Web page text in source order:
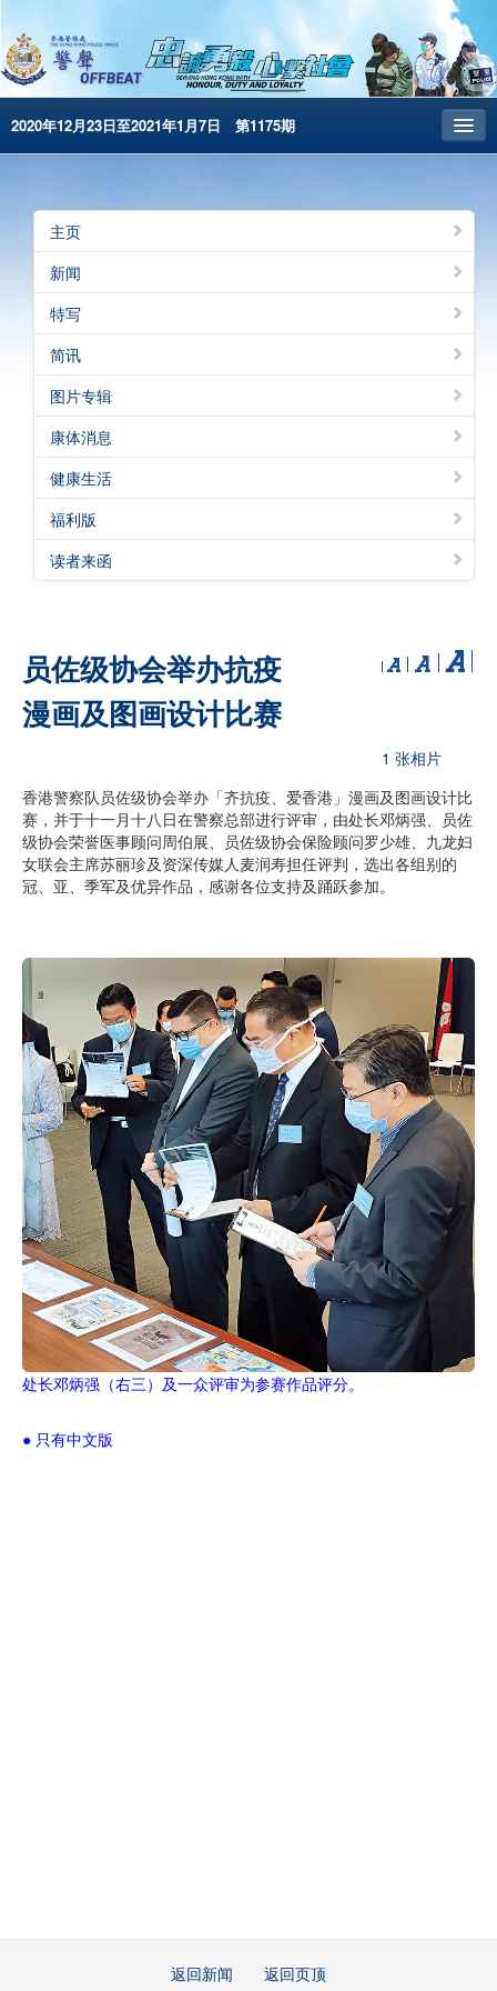
2020年12月23日至2021年1月7日 第1175期
昔日警声
警务处主页
繁體版
English
电子书版
警声特刊
主页
新闻
特写
简讯
图片专辑
康体消息
健康生活
福利版
读者来函
员佐级协会举办抗疫
漫画及图画设计比赛
1 张相片
香港警察队员佐级协会举办「齐抗疫、爱香港」漫画及图画设计比
赛，并于十一月十八日在警察总部进行评审，由处长邓炳强、员佐
级协会荣誉医事顾问周伯展、员佐级协会保险顾问罗少雄、九龙妇
女联会主席苏丽珍及资深传媒人麦润寿担任评判，选出各组别的
冠、亚、季军及优异作品，感谢各位支持及踊跃参加。
处长邓炳强（右三）及一众评审为参赛作品评分。
● 只有中文版
返回新闻 返回页顶